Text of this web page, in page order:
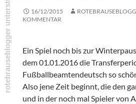
16/12/2015
KOMMENTAR
Ein Spiel noch bis zur
dem 01.01.2016 die
Fußballbeamtendeutsch so
Also jene Zeit beginnt, die den
und in der noch mal Spieler von
rotebrauseblogger unterstützen